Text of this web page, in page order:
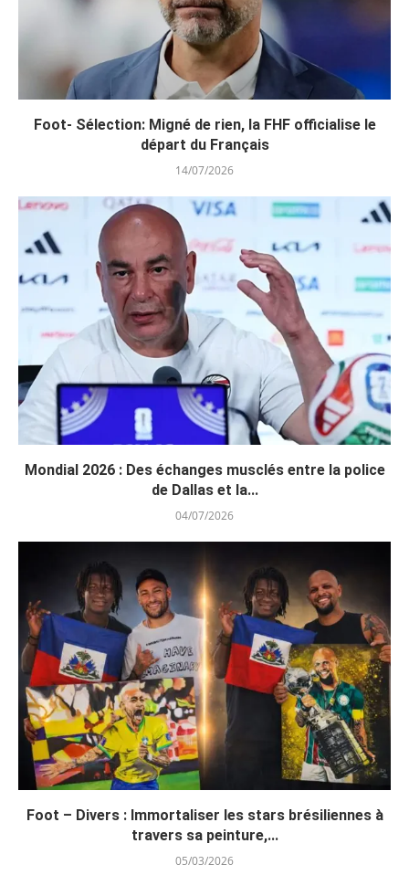
Foot- Sélection: Migné de rien, la FHF officialise le
départ du Français
14/07/2026
Mondial 2026 : Des échanges musclés entre la police
de Dallas et la...
04/07/2026
Foot – Divers : Immortaliser les stars brésiliennes à
travers sa peinture,...
05/03/2026